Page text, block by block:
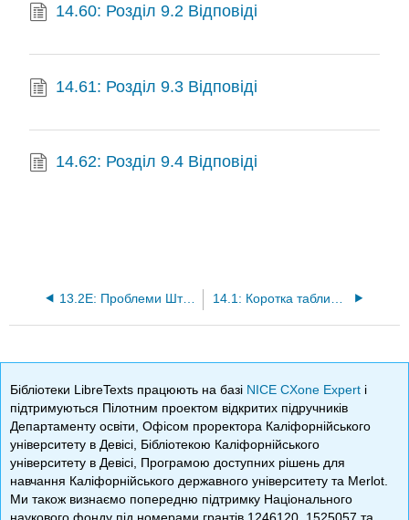
14.60: Розділ 9.2 Відповіді
14.61: Розділ 9.3 Відповіді
14.62: Розділ 9.4 Відповіді
13.2E: Проблеми Штурма-Ліувіля (вправи)
Бібліотеки LibreTexts працюють на базі NICE CXone Expert і
підтримуються Пілотним проектом відкритих підручників
Департаменту освіти, Офісом проректора Каліфорнійського
університету в Девісі, Бібліотекою Каліфорнійського
університету в Девісі, Програмою доступних рішень для
навчання Каліфорнійського державного університету та Merlot.
Ми також визнаємо попередню підтримку Національного
наукового фонду під номерами грантів 1246120, 1525057 та